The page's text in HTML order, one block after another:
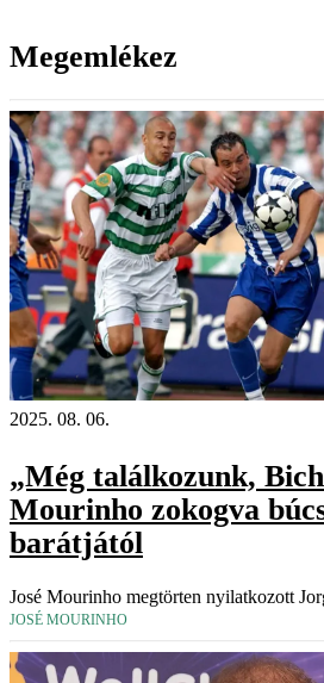
Megemlékez
2025. 08. 06.
„Még találkozunk,
Mourinho zokogva
barátjától
José Mourinho megtörten nyilatkozott
JOSÉ MOURINHO